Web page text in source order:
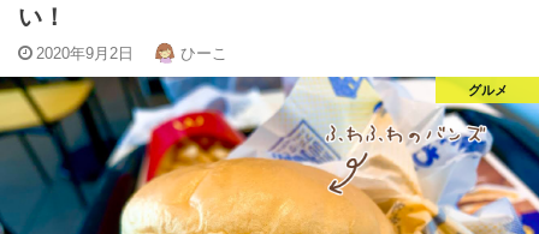
い！
2020年9月2日 ひーこ
グルメ